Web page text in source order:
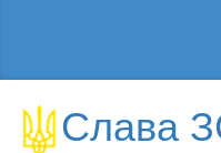
Слава